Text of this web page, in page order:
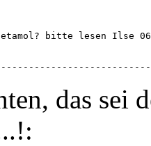
bitte lesen Ilse
das sei